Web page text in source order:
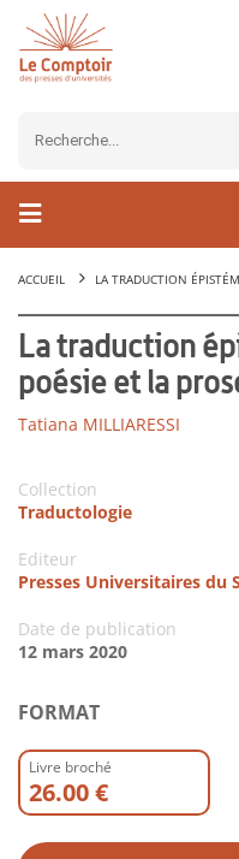
ACCUEIL LA TRADUCTION
La traduction
poésie et la
Tatiana MILLIARESSI
Collection
Traductologie
Editeur
Presses Universitaires du
Date de publication
12 mars 2020
FORMAT
Livre broché
26.00 €